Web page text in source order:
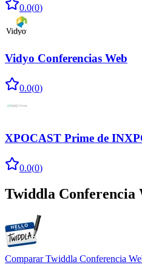
0.0(0)
Vidyo Conferencias Web
0.0(0)
XPOCAST Prime de
0.0(0)
Twiddla Conferencia
Comparar Twiddla Conferencia